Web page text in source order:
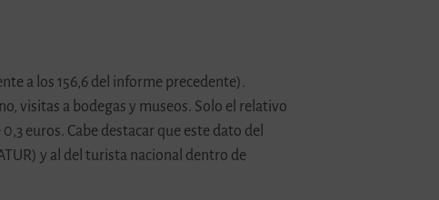
a los 156,6 del informe precedente).
visitas a bodegas y museos. Solo el relativo
euros. Cabe destacar que este dato del
y al del turista nacional dentro de